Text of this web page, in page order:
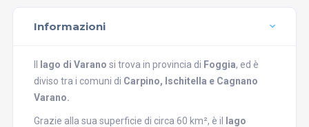
Informazioni
lago di Varano si trova in provincia di Foggia, ed è
diviso tra i comuni di Carpino, Ischitella e Cagnano
Varano.
Grazie alla sua superficie di circa 60 km², è il
lago